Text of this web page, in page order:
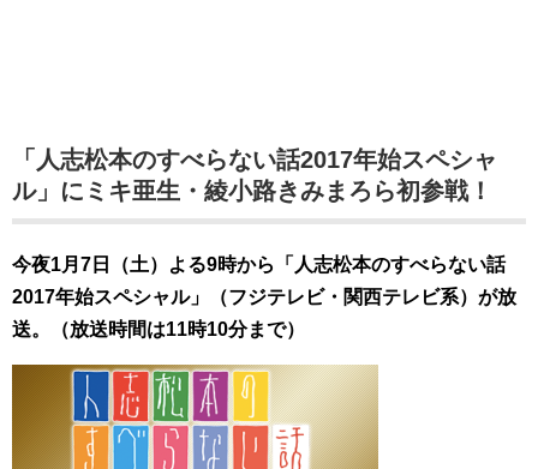
「人志松本のすべらない話2017年始スペシャ
ル」にミキ亜生・綾小路きみまろら初参戦！
今夜1月7日（土）よる9時から「人志松本のすべらない話
2017年始スペシャル」（フジテレビ・関西テレビ系）が放
送。（放送時間は11時10分まで）